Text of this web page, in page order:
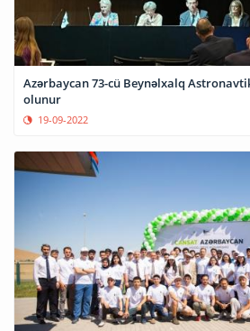
Azərbaycan 73-cü Beynəlxalq
olunur
19-09-2022